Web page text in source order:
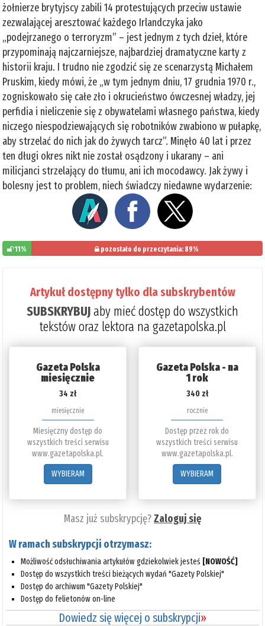
żołnierze brytyjscy zabili 14 protestujących przeciw ustawie
zezwalającej aresztować każdego Irlandczyka jako
„podejrzanego o terroryzm” – jest jednym z tych dzieł, które
przypominają najczarniejsze, najbardziej dramatyczne karty z
historii kraju. I trudno nie zgodzić się ze scenarzystą Michałem
Pruskim, kiedy mówi, że „w tym jednym dniu, 17 grudnia 1970 r.,
zogniskowało się całe zło i okrucieństwo ówczesnej władzy, jej
perfidia i nieliczenie się z obywatelami własnego państwa, kiedy
niczego niespodziewających się robotników zwabiono w pułapkę,
aby strzelać do nich jak do żywych tarcz”. Minęło 40 lat i przez
ten długi okres nikt nie został osądzony i ukarany – ani
milicjanci strzelający do tłumu, ani ich mocodawcy. Jak żywy i
bolesny jest to problem, niech świadczy niedawne wydarzenie:
11% pozostało do przeczytania: 89%
Artykuł dostępny tylko dla subskrybentów
SUBSKRYBUJaby mieć dostęp do wszystkich
tekstów oraz lektora na gazetapolska.pl
Gazeta Polska
miesięcznie
34 zł
miesięcznie
Miesięczny dostęp do
wszystkich treści serwisu
www.gazetapolska.pl.
WYBIERAM
Gazeta Polska - na
1 rok
340 zł
rocznie
Dostęp przez rok do
wszystkich treści serwisu
www.gazetapolska.pl.
WYBIERAM
Masz już subskrypcję?Zaloguj się
W ramach subskrypcji otrzymasz:
Możliwość odsłuchiwania artykułów gdziekolwiek jesteś [NOWOŚĆ]
Dostęp do wszystkich treści bieżących wydań "Gazety Polskiej"
Dostęp do archiwum "Gazety Polskiej"
Dostęp do felietonów on-line
Dowiedz się więcej o subskrypcji»